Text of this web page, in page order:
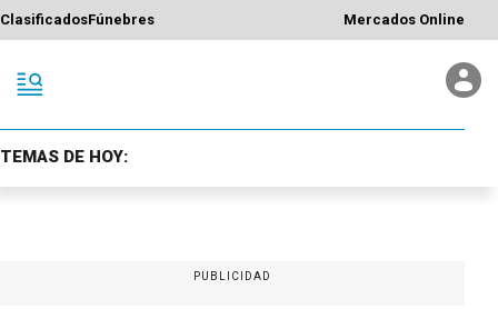
ClasificadosFúnebres Mercados Online
TEMAS DE HOY:
PUBLICIDAD